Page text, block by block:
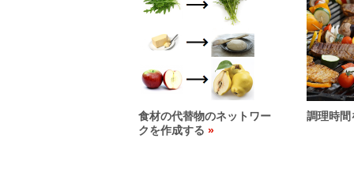
食材の代替物のネットワー
クを作成する
調理時間